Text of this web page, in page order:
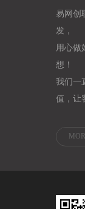
易网创
发，
用心做
想！
我们一
值，让